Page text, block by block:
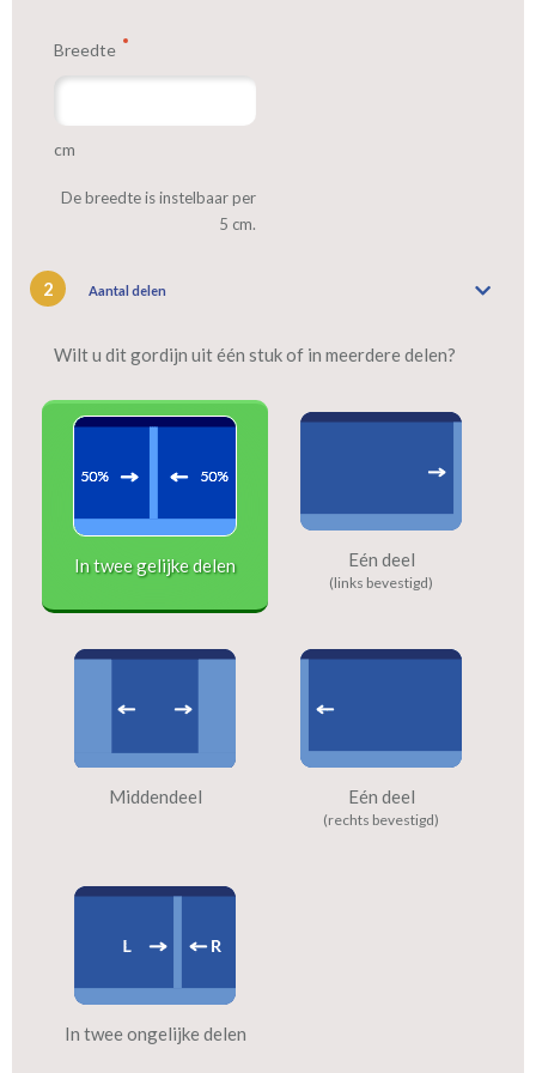
Zo weet u precies met welke kleur en kwaliteit uw gordijnen
worden gemaakt.
Laat voor aangename verduistering en isolatie de gordijnen
Breedte
cm
De breedte is instelbaar per
5 cm.
2 Aantal delen
Wilt u dit gordijn uit één stuk of in meerdere delen?
In twee gelijke delen Eén deel
(links bevestigd)
Middendeel Eén deel
(rechts bevestigd)
In twee ongelijke delen